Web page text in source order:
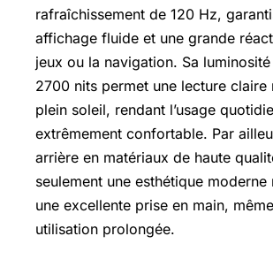
rafraîchissement de 120 Hz,
affichage fluide et une grande
jeux ou la navigation. Sa
2700 nits permet une lecture claire
plein soleil, rendant l’usage
extrêmement confortable. Par
arrière en matériaux de haute
seulement une esthétique moderne
une excellente prise en main,
utilisation prolongée.